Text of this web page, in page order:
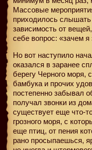
Массовые
приходилось слышать
зависимость от
себе вопрос: «зачем
Но вот наступило
оказался в заранее
берегу Черного моря,
бамбука и прочих
постепенно забывал
получал звонки из
существует еще что-
грозного моря, с
еще птиц, от пения
рано просыпаешься,